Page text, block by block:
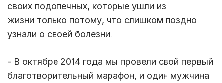
своих подопечных, которые ушли из
жизни только потому, что слишком поздно
узнали о своей болезни.
- В октябре 2014 года мы провели свой первый
благотворительный марафон, и один мужчина